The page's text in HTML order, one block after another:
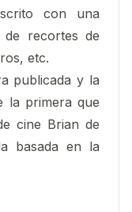
con una
recortes de
etc.
publicada y la
la primera que
cine Brian de
basada en la